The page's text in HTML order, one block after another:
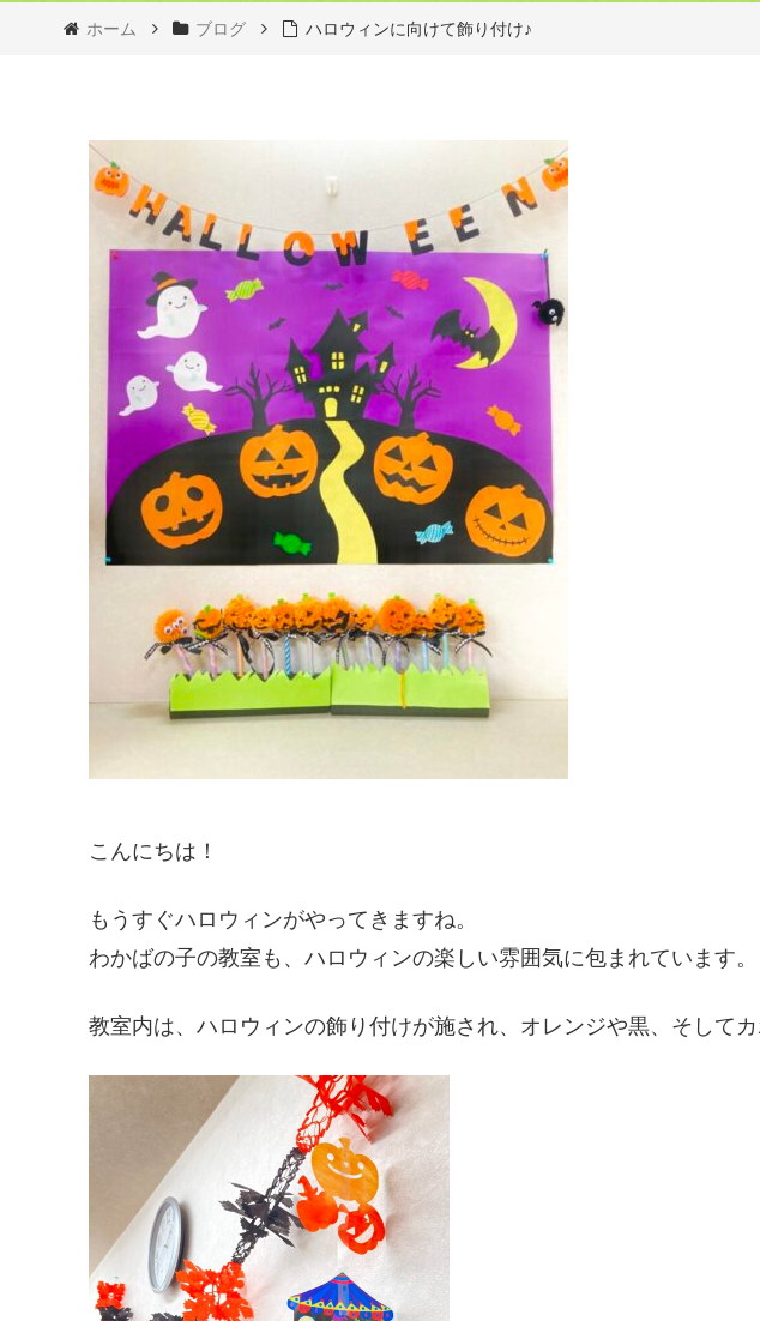
ホーム ブログ ハロウィンに向けて飾り付け♪
こんにちは！
もうすぐハロウィンがやってきますね。
わかばの子の教室も、ハロウィンの楽しい雰囲気に包まれています。
教室内は、ハロウィンの飾り付けが施され、オレンジや黒、そして